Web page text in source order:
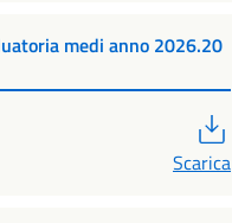
medi anno 2026.20
Scarica